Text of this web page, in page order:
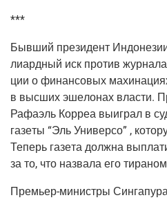
***
Быв­ший пре­зи­дент
ли­ард­ный иск про­тив
ции о финан­со­вых
в выс­ших эше­ло­нах вла­сти.
Рафа­эль Кор­реа выиг­рал в
газе­ты “Эль Уни­вер­со” ,
Теперь газе­та долж­на
за то, что назва­ла его
Пре­мьер-мини­стры